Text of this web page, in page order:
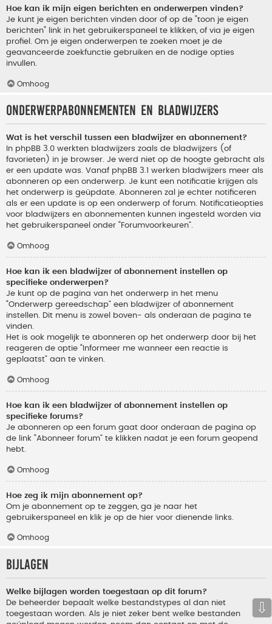
Hoe kan ik mijn eigen berichten en onderwerpen vinden?
Je kunt je eigen berichten vinden door of op de "toon je eigen
berichten" link in het gebruikerspaneel te klikken, of via je eigen
profiel. Om je eigen onderwerpen te zoeken moet je de
geavanceerde zoekfunctie gebruiken en de nodige opties
invullen.
Omhoog
Onderwerpabonnementen en bladwijzers
Wat is het verschil tussen een bladwijzer en abonnement?
In phpBB 3.0 werkten bladwijzers zoals de bladwijzers (of
favorieten) in je browser. Je werd niet op de hoogte gebracht als
er een update was. Vanaf phpBB 3.1 werken bladwijzers meer als
abonneren op een onderwerp. Je kunt een notificatie krijgen als
het onderwerp is geüpdate. Abonneren zal je echter notificeren
als er een update is op een onderwerp of forum. Notificatieopties
voor bladwijzers en abonnementen kunnen ingesteld worden via
het gebruikerspaneel onder “Forumvoorkeuren”.
Omhoog
Hoe kan ik een bladwijzer of abonnement instellen op
specifieke onderwerpen?
Je kunt op de pagina van het onderwerp in het menu
“Onderwerp gereedschap” een bladwijzer of abonnement
instellen. Dit menu is zowel boven- als onderaan de pagina te
vinden.
Het is ook mogelijk te abonneren op het onderwerp door bij het
reageren de optie “Informeer me wanneer een reactie is
geplaatst” aan te vinken.
Omhoog
Hoe kan ik een bladwijzer of abonnement instellen op
specifieke forums?
Je abonneren op een forum gaat door onderaan de pagina op
de link “Abonneer forum” te klikken nadat je een forum geopend
hebt.
Omhoog
Hoe zeg ik mijn abonnement op?
Om je abonnement op te zeggen, ga je naar het
gebruikerspaneel en klik je op de hier voor dienende links.
Omhoog
Bijlagen
Welke bijlagen worden toegestaan op dit forum?
De beheerder bepaalt welke bestandstypes al dan niet
toegestaan worden. Als je niet zeker bent welke bestanden
⇩